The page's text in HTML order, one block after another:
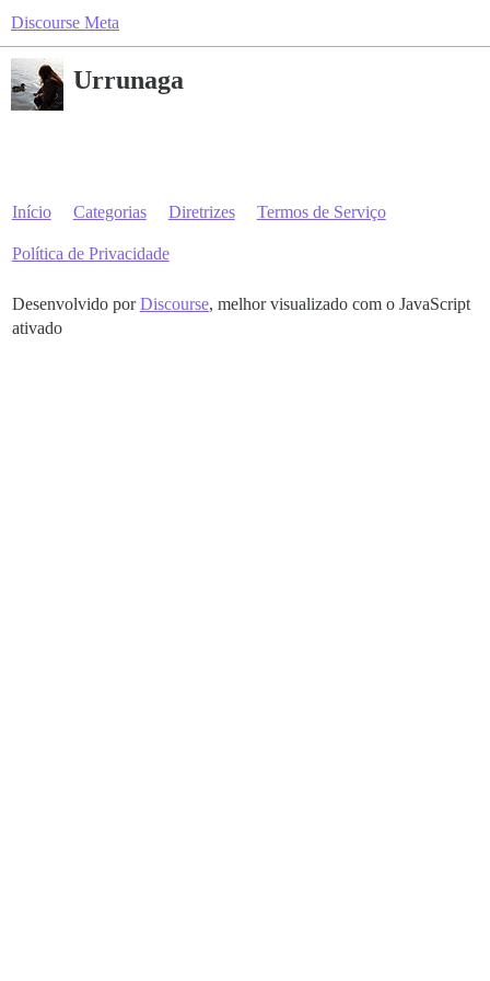
Discourse Meta
Urrunaga
Início Categorias Diretrizes Termos de Serviço
Política de Privacidade
Desenvolvido porDiscourse, melhor visualizado com o JavaScript
ativado